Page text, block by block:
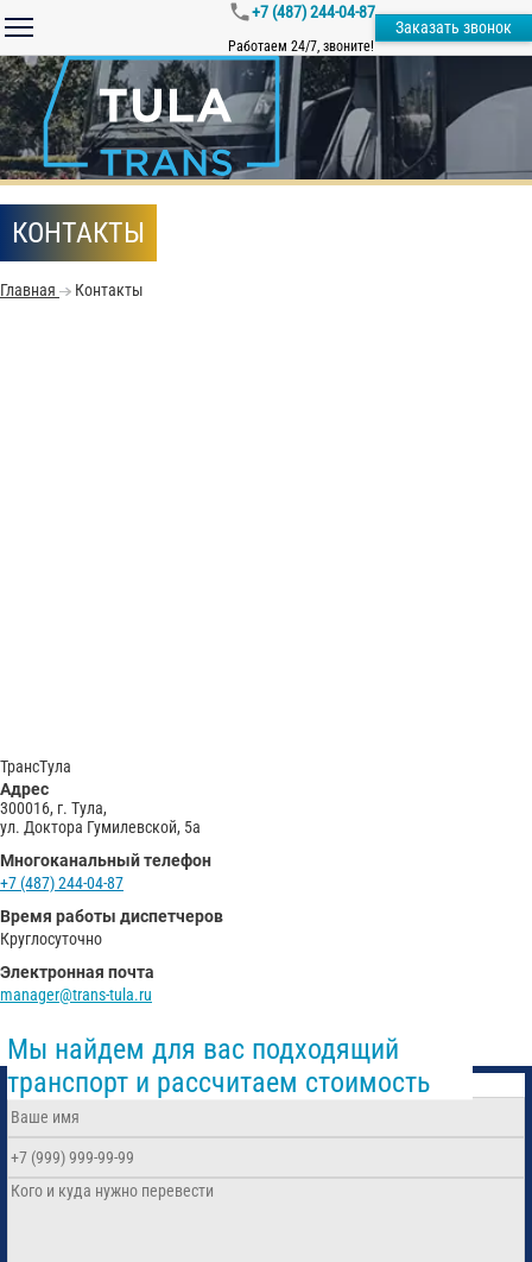
+7 (487) 244-04-87
Работаем 24/7, звоните!
Заказать звонок
КОНТАКТЫ
Главная Контакты
ТрансТула
Адрес
300016, г. Тула,
ул. Доктора Гумилевской, 5а
Многоканальный телефон
+7 (487) 244-04-87
Время работы диспетчеров
Круглосуточно
Электронная почта
manager@trans-tula.ru
Мы найдем для вас подходящий
транспорт и рассчитаем стоимость